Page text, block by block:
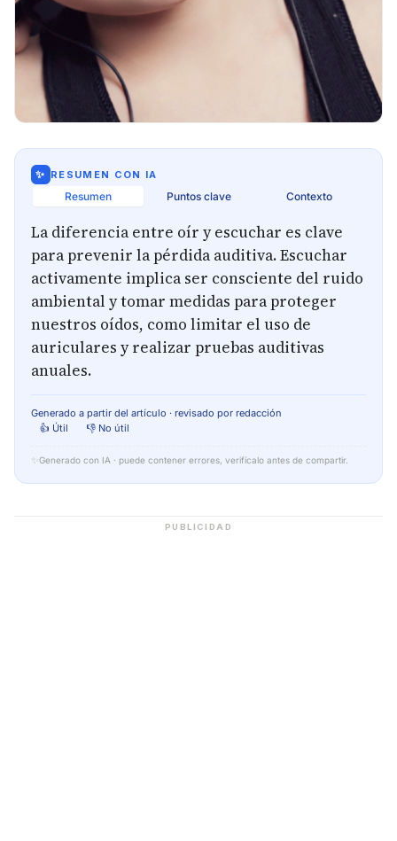
✨ RESUMEN CON IA
Resumen Puntos clave Contexto
La diferencia entre oír y escuchar es clave
para prevenir la pérdida auditiva. Escuchar
activamente implica ser consciente del ruido
ambiental y tomar medidas para proteger
nuestros oídos, como limitar el uso de
auriculares y realizar pruebas auditivas
anuales.
Generado a partir del artículo · revisado por redacción
👍 Útil
👎 No útil
✨ Generado con IA · puede contener errores, verifícalo antes de compartir.
PUBLICIDAD